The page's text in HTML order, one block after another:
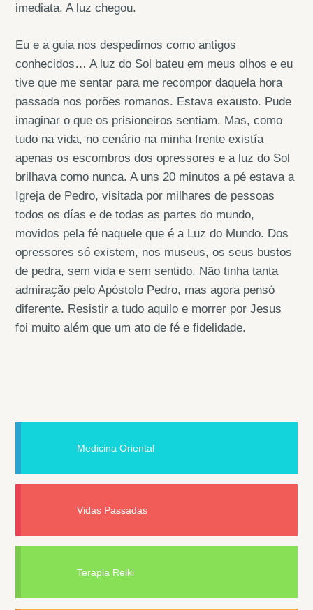
imediata. A luz chegou.
Eu e a guia nos despedimos como antigos
conhecidos… A luz do Sol bateu em meus olhos e eu
tive que me sentar para me recompor daquela hora
passada nos porões romanos. Estava exausto. Pude
imaginar o que os prisioneiros sentiam. Mas, como
tudo na vida, no cenário na minha frente existía
apenas os escombros dos opressores e a luz do Sol
brilhava como nunca. A uns 20 minutos a pé estava a
Igreja de Pedro, visitada por milhares de pessoas
todos os días e de todas as partes do mundo,
movidos pela fé naquele que é a Luz do Mundo. Dos
opressores só existem, nos museus, os seus bustos
de pedra, sem vida e sem sentido. Não tinha tanta
admiração pelo Apóstolo Pedro, mas agora pensó
diferente. Resistir a tudo aquilo e morrer por Jesus
foi muito além que um ato de fé e fidelidade.
Medicina Oriental
Vidas Passadas
Terapia Reiki